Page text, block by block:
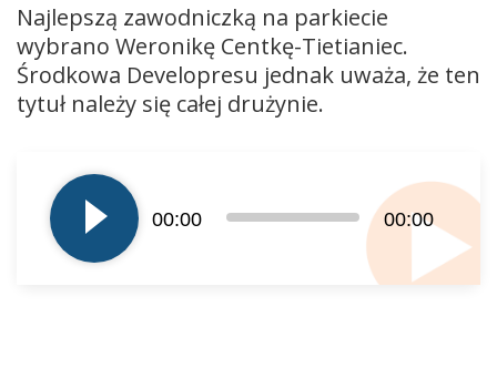
Najlepszą zawodniczką na parkiecie
wybrano Weronikę Centkę-Tietianiec.
Środkowa Developresu jednak uważa, że ten
tytuł należy się całej drużynie.
plików
dźwiękowych
00:00 00:00